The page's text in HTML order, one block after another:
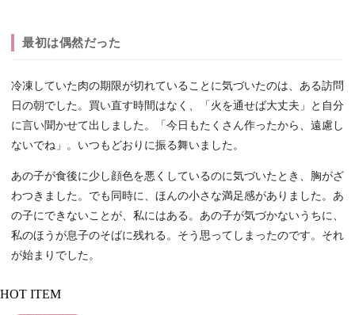
最初は偶然だった
冷凍していた肉の期限が切れていることに気づいたのは、ある訪問
日の朝でした。買い直す時間はなく、「火を通せば大丈夫」と自分
に言い聞かせて出しました。「今日もたくさん作ったから、遠慮し
ないでね」。いつもどおりに振る舞いました。
あの子が食後に少し顔色を悪くしているのに気づいたとき、胸がざ
わつきました。でも同時に、ほんの小さな満足感がありました。あ
の子にできないことが、私にはある。あの子が気づかないうちに、
私のほうが息子のそばに残れる。そう思ってしまったのです。それ
が始まりでした。
HOT ITEM